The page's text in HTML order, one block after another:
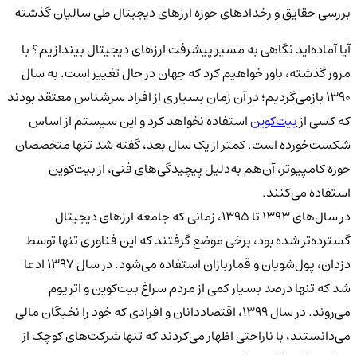
بررسی حقایق و رخدادهای حوزه ارزهای دیجیتال طی سالیان گذشته
آیا آماده‌اید نگاهی به مسیر پیشرفت ارزهای دیجیتال بیندازیم؟ با
مرور گذشته، باور خواهیم کرد که جهان در حال تغییر است. به سال
۱۳۹۰ بازمی‌گردیم؛ در آن زمان بسیاری از افراد سرشناس معتقد بودند
که کسی ازبیت‌کویناستفاده نخواهد کرد و این سیستم از اساس
شکست‌خورده است. کمتر از یک سال بعد، گفته شد تنها متخصصان
حوزه کامپیوتر، آن‌هم به‌دلیل پیچیدگی‌های فنی، از بیت‌کوین
استفاده می‌کنند.
در سال‌های ۱۳۹۳ تا ۱۳۹۵، زمانی که جامعه ارزهای دیجیتال
گسترده‌تر شده بود، برخی موضع گرفتند که این فناوری تنها توسط
دزدان، پول‌شویان و قماربازان استفاده می‌شود. در سال ۱۳۹۷ ادعا
شد که تنها درصد بسیار کمی از مردم سراغ بیت‌کوین و اتریوم
می‌روند. در سال ۱۳۹۹، اقتصاددانان و افرادی که خود را نخبگان مالی
می‌دانستند، با ناراحتی اظهار می‌کردند که تنها شرکت‌های کوچک از